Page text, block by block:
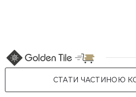
СТАТИ ЧАСТИНОЮ